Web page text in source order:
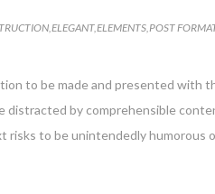
ELEGANT,ELEMENTS POST
to be made and presented with
by comprehensible
to be unintendedly humorous